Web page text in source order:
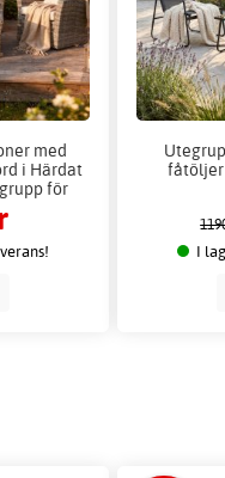
med
i Härdat
för
fåtöljer
I